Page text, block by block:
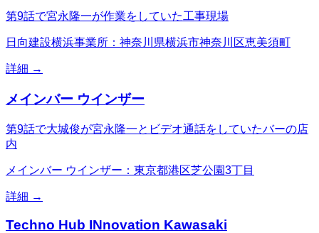
第9話で宮永隆一が作業をしていた工事現場
日向建設横浜事業所：神奈川県横浜市神奈川区恵美須町
詳細 →
メインバー ウインザー
第9話で大城俊が宮永隆一とビデオ通話をしていたバーの店
内
メインバー ウインザー：東京都港区芝公園3丁目
詳細 →
Techno Hub INnovation Kawasaki